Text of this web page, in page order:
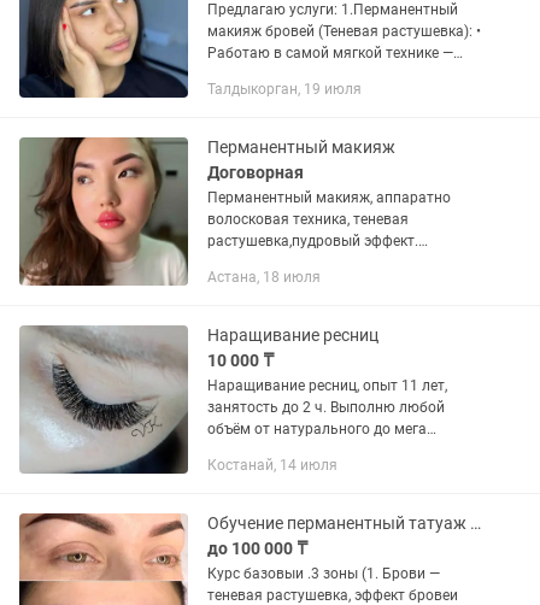
Предлагаю услуги: 1.Перманентный
макияж бровей (Теневая растушевка): •
Работаю в самой мягкой технике —
бровей. • Результат: эффект легкой
Талдыкорган, 19 июля
Перманентный макияж
Договорная
Перманентный макияж, аппаратно
волосковая техника, теневая
растушевка,пудровый эффект.
акварельной технике и в помадный
Астана, 18 июля
Наращивание ресниц
10 000 ₸
Наращивание ресниц, опыт 11 лет,
занятость до 2 ч. Выполню любой
объём от натурального до мега
уголки с растушёвкой. Помогу
от...
Костанай, 14 июля
Обучение перманентный татуаж бровей,век,губ
до 100 000 ₸
Курс базовыи .3 зоны (1. Брови —
теневая растушевка, эффект бровеи